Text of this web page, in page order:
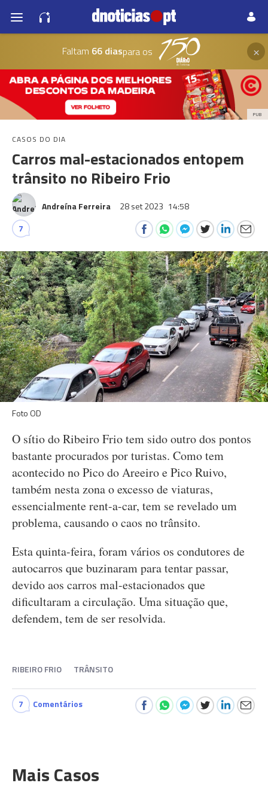
Faltam 66 diaspara os ×
PUB
CASOS DO DIA
Carros mal-estacionados entopem
trânsito no Ribeiro Frio
Andreína Ferreira 28 set 2023 14:58
7
Foto OD
O sítio do Ribeiro Frio tem sido outro dos pontos
bastante procurados por turistas. Como tem
acontecido no Pico do Areeiro e Pico Ruivo,
também nesta zona o excesso de viaturas,
essencialmente rent-a-car, tem se revelado um
problema, causando o caos no trânsito.
Esta quinta-feira, foram vários os condutores de
autocarros que buzinaram para tentar passar,
devido aos carros mal-estacionados que
dificultaram a circulação. Uma situação que,
defendem, tem de ser resolvida.
RIBEIRO FRIO TRÂNSITO
7 Comentários
Mais Casos